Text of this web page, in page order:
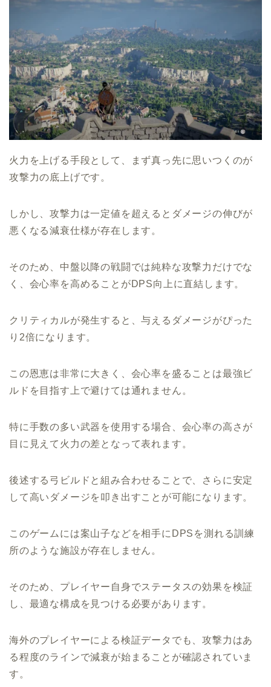
火力を上げる手段として、まず真っ先に思いつくのが
攻撃力の底上げです。
しかし、攻撃力は一定値を超えるとダメージの伸びが
悪くなる減衰仕様が存在します。
そのため、中盤以降の戦闘では純粋な攻撃力だけでな
く、会心率を高めることがDPS向上に直結します。
クリティカルが発生すると、与えるダメージがぴった
り2倍になります。
この恩恵は非常に大きく、会心率を盛ることは最強ビ
ルドを目指す上で避けては通れません。
特に手数の多い武器を使用する場合、会心率の高さが
目に見えて火力の差となって表れます。
後述する弓ビルドと組み合わせることで、さらに安定
して高いダメージを叩き出すことが可能になります。
このゲームには案山子などを相手にDPSを測れる訓練
所のような施設が存在しません。
そのため、プレイヤー自身でステータスの効果を検証
し、最適な構成を見つける必要があります。
海外のプレイヤーによる検証データでも、攻撃力はあ
る程度のラインで減衰が始まることが確認されていま
す。